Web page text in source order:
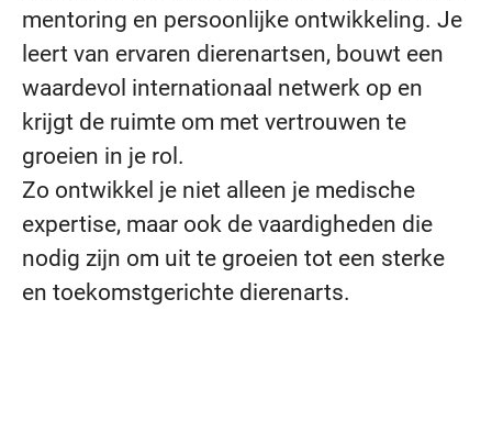
mentoring en persoonlijke ontwikkeling. Je
leert van ervaren dierenartsen, bouwt een
waardevol internationaal netwerk op en
krijgt de ruimte om met vertrouwen te
groeien in je rol.
Zo ontwikkel je niet alleen je medische
expertise, maar ook de vaardigheden die
nodig zijn om uit te groeien tot een sterke
en toekomstgerichte dierenarts.